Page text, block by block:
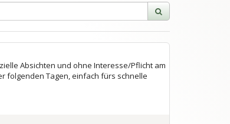
Absichten und ohne Interesse/Pflicht am
folgenden Tagen, einfach fürs schnelle